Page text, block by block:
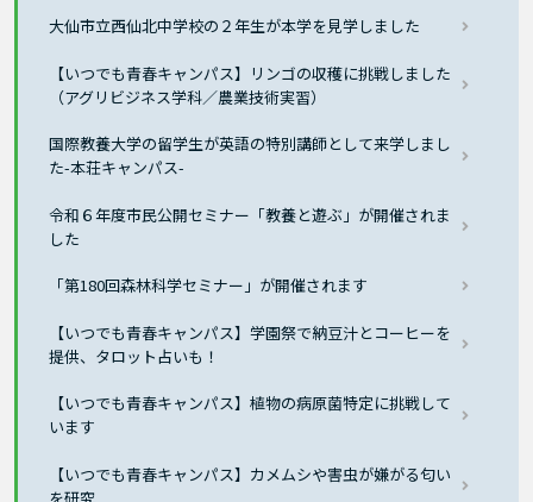
大仙市立西仙北中学校の２年生が本学を見学しました
【いつでも青春キャンパス】リンゴの収穫に挑戦しました
（アグリビジネス学科／農業技術実習）
国際教養大学の留学生が英語の特別講師として来学しまし
た-本荘キャンパス-
令和６年度市民公開セミナー「教養と遊ぶ」が開催されま
した
「第180回森林科学セミナー」が開催されます
【いつでも青春キャンパス】学園祭で納豆汁とコーヒーを
提供、タロット占いも！
【いつでも青春キャンパス】植物の病原菌特定に挑戦して
います
【いつでも青春キャンパス】カメムシや害虫が嫌がる匂い